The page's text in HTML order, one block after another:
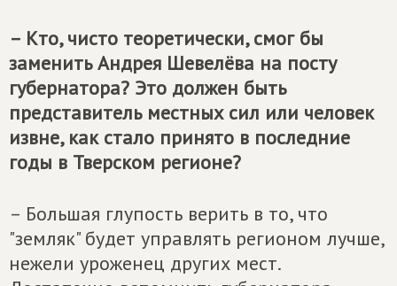
– Кто, чисто теоретически, смог бы
заменить Андрея Шевелёва на посту
губернатора? Это должен быть
представитель местных сил или человек
извне, как стало принято в последние
годы в Тверском регионе?
– Большая глупость верить в то, что
"земляк" будет управлять регионом лучше,
нежели уроженец других мест.